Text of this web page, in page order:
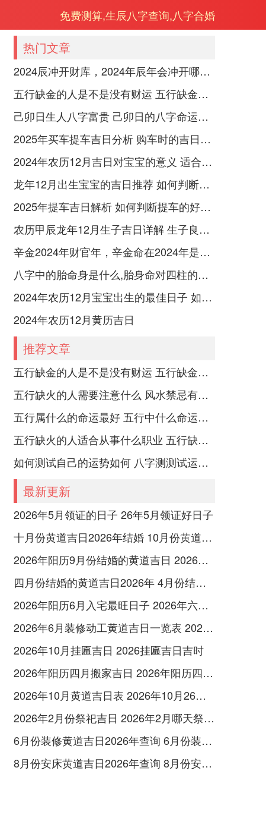
免费测算,生辰八字查询,八字合婚
热门文章
2024辰冲开财库，2024年辰年会冲开哪些人的财库
五行缺金的人是不是没有财运 五行缺金的人命运好不好
己卯日生人八字富贵 己卯日的八字命运如何
2025年买车提车吉日分析 购车时的吉日与禁忌
2024年农历12月吉日对宝宝的意义 适合龙年宝宝出生的日子有哪些
龙年12月出生宝宝的吉日推荐 如何判断吉日是否适合宝宝
2025年提车吉日解析 如何判断提车的好日子
农历甲辰龙年12月生子吉日详解 生子良辰的影响因素
辛金2024年财官年，辛金命在2024年是财官年还是财印年
八字中的胎命身是什么,胎身命对四柱的影响
2024年农历12月宝宝出生的最佳日子 如何挑选适合的吉日
2024年农历12月黄历吉日
推荐文章
五行缺金的人是不是没有财运 五行缺金的人命运好不好
五行缺火的人需要注意什么 风水禁忌有哪些
五行属什么的命运最好 五行中什么命运势旺盛
五行缺火的人适合从事什么职业 五行缺火的人适合从事的职业有哪些
如何测试自己的运势如何 八字测测试运运程
最新更新
2026年5月领证的日子 26年5月领证好日子
十月份黄道吉日2026年结婚 10月份黄道吉日2026年结婚
2026年阳历9月份结婚的黄道吉日 2026年阳历9月2号阴历是多少
四月份结婚的黄道吉日2026年 4月份结婚的黄道吉日查询2026年
2026年阳历6月入宅最旺日子 2026年六月入宅最吉利的日子
2026年6月装修动工黄道吉日一览表 2026年6月26适合装修吗
2026年10月挂匾吉日 2026挂匾吉日吉时
2026年阳历四月搬家吉日 2026年阳历四月出生的马宝宝命运如何
2026年10月黄道吉日表 2026年10月26号黄历
2026年2月份祭祀吉日 2026年2月哪天祭祖好
6月份装修黄道吉日2026年查询 6月份装修的黄道吉日查询
8月份安床黄道吉日2026年查询 8月份安床吉日哪天好